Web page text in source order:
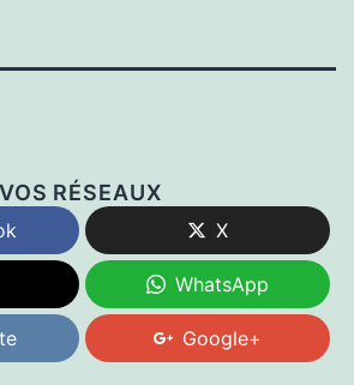
RÉSEAUX
X
WhatsApp
Google+